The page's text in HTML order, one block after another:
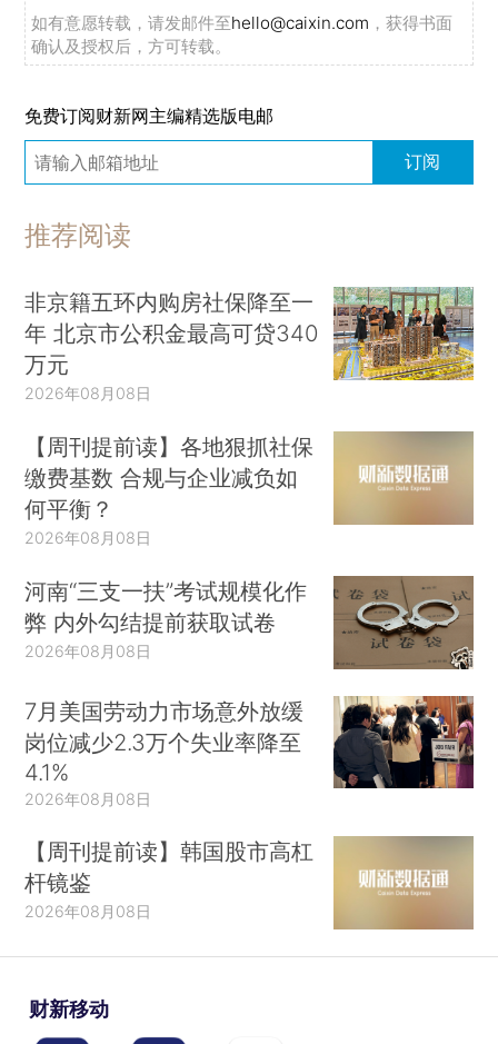
如有意愿转载，请发邮件至hello@caixin.com ，获得书面
确认及授权后，方可转载。
免费订阅财新网主编精选版电邮
订阅
推荐阅读
非京籍五环内购房社保降至一
年 北京市公积金最高可贷340
万元
2026年08月08日
【周刊提前读】各地狠抓社保
缴费基数 合规与企业减负如
何平衡？
2026年08月08日
河南“三支一扶”考试规模化作
弊 内外勾结提前获取试卷
2026年08月08日
7月美国劳动力市场意外放缓
岗位减少2.3万个失业率降至
4.1%
2026年08月08日
【周刊提前读】韩国股市高杠
杆镜鉴
2026年08月08日
财新移动